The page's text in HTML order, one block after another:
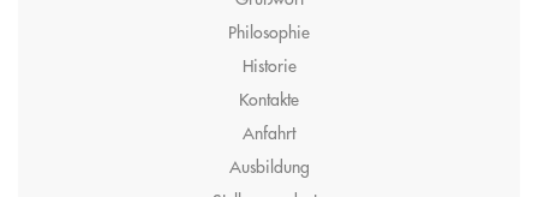
Philosophie
Historie
Kontakte
Anfahrt
Ausbildung